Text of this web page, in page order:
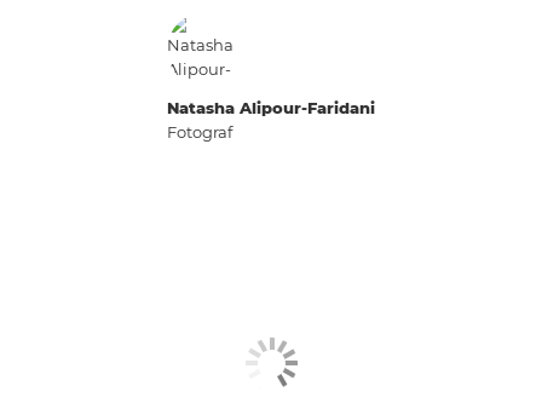
Natasha Alipour-Faridani
Fotograf